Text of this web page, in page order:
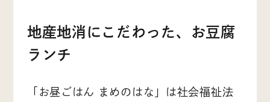
地産地消にこだわった、お豆腐
ランチ
「お昼ごはん まめのはな」は社会福祉法